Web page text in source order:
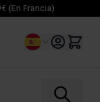
(En Francia)
Lenguaje